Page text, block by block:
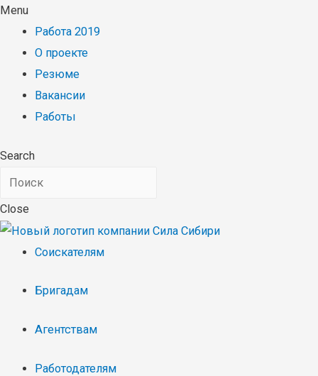
Menu
Работа 2019
О проекте
Резюме
Вакансии
Работы
Search
Close
Соискателям
Бригадам
Агентствам
Работодателям